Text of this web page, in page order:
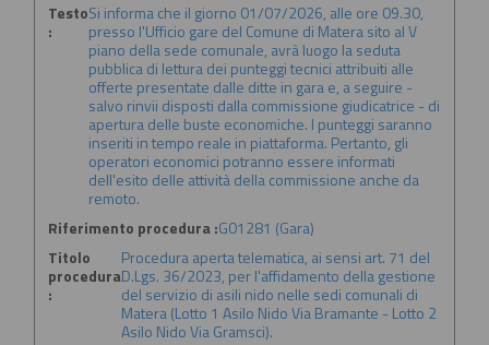
Testo
:
Si informa che il giorno 01/07/2026, alle ore 09.30,
presso l'Ufficio gare del Comune di Matera sito al V
piano della sede comunale, avrà luogo la seduta
pubblica di lettura dei punteggi tecnici attribuiti alle
offerte presentate dalle ditte in gara e, a seguire -
salvo rinvii disposti dalla commissione giudicatrice - di
apertura delle buste economiche. I punteggi saranno
inseriti in tempo reale in piattaforma. Pertanto, gli
operatori economici potranno essere informati
dell'esito delle attività della commissione anche da
remoto.
Riferimento procedura :G01281 (Gara)
Titolo
procedura
:
Procedura aperta telematica, ai sensi art. 71 del
D.Lgs. 36/2023, per l'affidamento della gestione
del servizio di asili nido nelle sedi comunali di
Matera (Lotto 1 Asilo Nido Via Bramante - Lotto 2
Asilo Nido Via Gramsci).